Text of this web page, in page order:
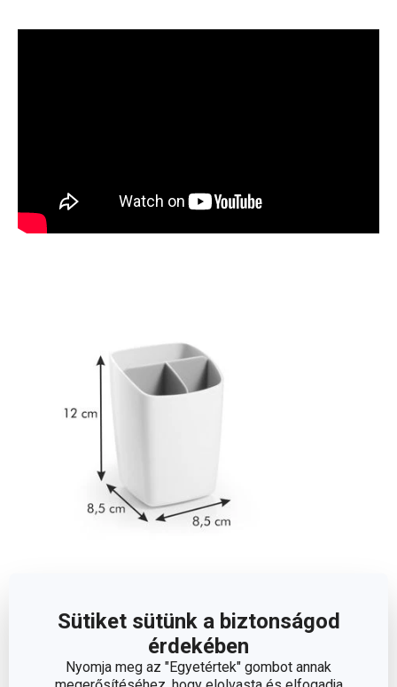
Sütiket sütünk a biztonságod
érdekében
Nyomja meg az "Egyetértek" gombot annak
A TERMÉK MAGASSÁGA (CM)
A TERMÉK SZÉLESSÉGE (CM)